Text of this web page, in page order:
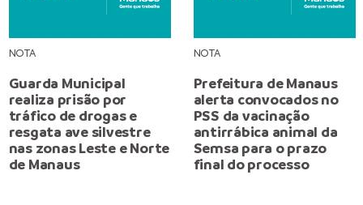
NOTA
Guarda Municipal
realiza prisão por
tráfico de drogas e
resgata ave silvestre
nas zonas Leste e Norte
de Manaus
NOTA
Prefeitura de Manaus
alerta convocados no
PSS da vacinação
antirrábica animal da
Semsa para o prazo
final do processo